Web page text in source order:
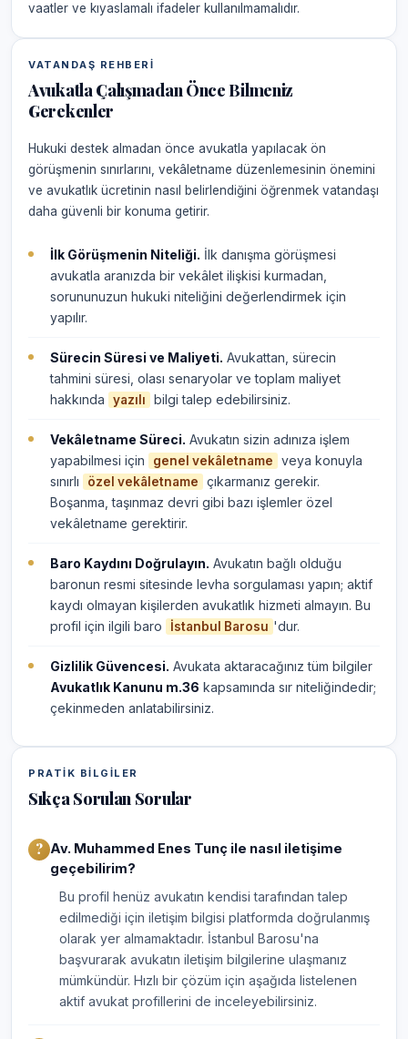
vaatler ve kıyaslamalı ifadeler kullanılmamalıdır.
VATANDAŞ REHBERI
Avukatla Çalışmadan Önce Bilmeniz
Gerekenler
Hukuki destek almadan önce avukatla yapılacak ön
görüşmenin sınırlarını, vekâletname düzenlemesinin önemini
ve avukatlık ücretinin nasıl belirlendiğini öğrenmek vatandaşı
daha güvenli bir konuma getirir.
İlk Görüşmenin Niteliği. İlk danışma görüşmesi
avukatla aranızda bir vekâlet ilişkisi kurmadan,
sorununuzun hukuki niteliğini değerlendirmek için
yapılır.
Sürecin Süresi ve Maliyeti. Avukattan, sürecin
tahmini süresi, olası senaryolar ve toplam maliyet
hakkında
yazılı bilgi talep edebilirsiniz.
Vekâletname Süreci. Avukatın sizin adınıza işlem
yapabilmesi için
genel vekâletname
veya konuyla
sınırlı
özel vekâletname
çıkarmanız gerekir.
Boşanma, taşınmaz devri gibi bazı işlemler özel
vekâletname gerektirir.
Baro Kaydını Doğrulayın. Avukatın bağlı olduğu
baronun resmi sitesinde levha sorgulaması yapın; aktif
kaydı olmayan kişilerden avukatlık hizmeti almayın. Bu
profil için ilgili baro
İstanbul Barosu 'dur.
Gizlilik Güvencesi. Avukata aktaracağınız tüm bilgiler
Avukatlık Kanunu m.36 kapsamında sır niteliğindedir;
çekinmeden anlatabilirsiniz.
PRATIK BILGILER
Sıkça Sorulan Sorular
Av. Muhammed Enes Tunç ile nasıl iletişime
geçebilirim?
Bu profil henüz avukatın kendisi tarafından talep
edilmediği için iletişim bilgisi platformda doğrulanmış
olarak yer almamaktadır. İstanbul Barosu'na
başvurarak avukatın iletişim bilgilerine ulaşmanız
mümkündür. Hızlı bir çözüm için aşağıda listelenen
aktif avukat profillerini de inceleyebilirsiniz.